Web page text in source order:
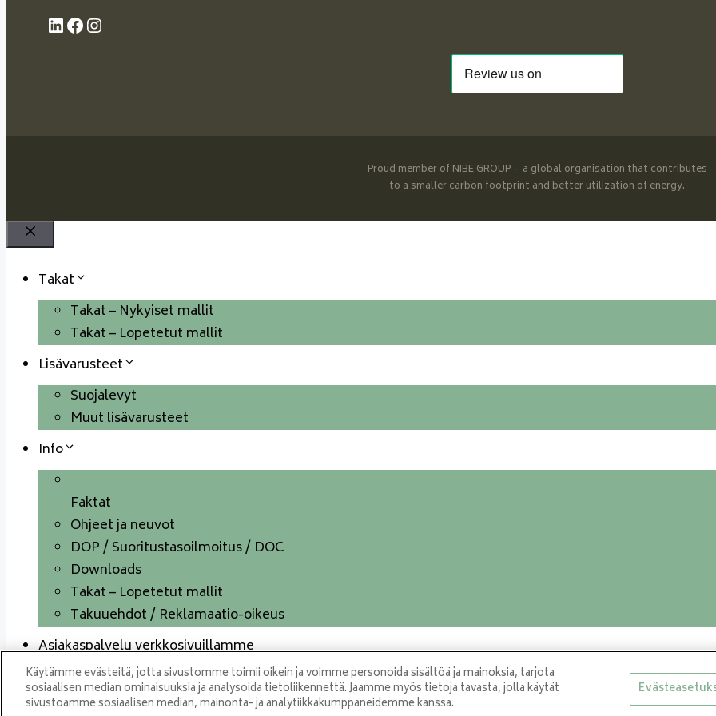
LinkedIn
Facebook
Instagram
Proud member of NIBE GROUP - a global organisation that contributes
to a smaller carbon footprint and better utilization of energy.
Takat
Takat – Nykyiset mallit
Takat – Lopetetut mallit
Lisävarusteet
Suojalevyt
Muut lisävarusteet
Info
Faktat
Ohjeet ja neuvot
DOP / Suoritustasoilmoitus / DOC
Downloads
Takat – Lopetetut mallit
Takuuehdot / Reklamaatio-oikeus
Asiakaspalvelu verkkosivuillamme
Käytämme evästeitä, jotta sivustomme toimii oikein ja voimme personoida sisältöä ja mainoksia, tarjota
sosiaalisen median ominaisuuksia ja analysoida tietoliikennettä. Jaamme myös tietoja tavasta, jolla käytät
sivustoamme sosiaalisen median, mainonta- ja analytiikkakumppaneidemme kanssa.